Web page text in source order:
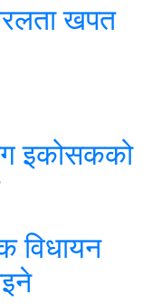
खपत
इकोसकको
विधायन